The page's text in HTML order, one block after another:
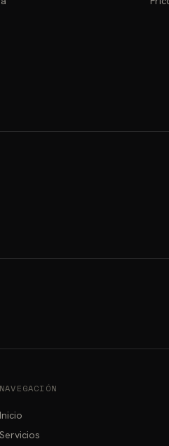
NAVEGACIÓN
Inicio
Servicios